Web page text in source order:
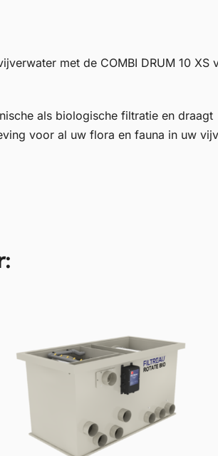
met de COMBI DRUM 10 XS
als biologische filtratie en draagt
voor al uw flora en fauna in uw